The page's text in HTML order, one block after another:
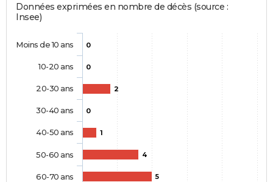
Données exprimées en nombre de décès (source :
Insee)
0
0
2
0
1
4
5
Moins de 10 ans
10-20 ans
20-30 ans
30-40 ans
40-50 ans
50-60 ans
60-70 ans